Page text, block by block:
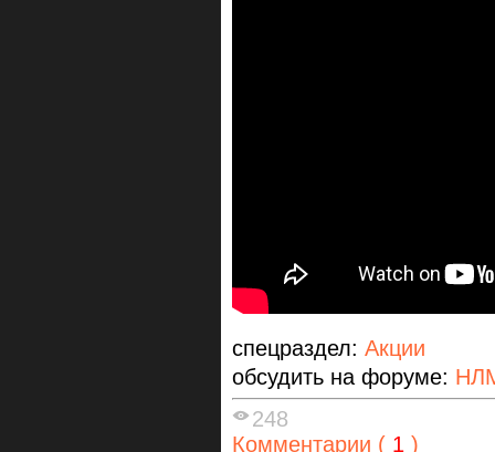
спецраздел: Акции
обсудить на форуме:
248
Комментарии ( 1 )